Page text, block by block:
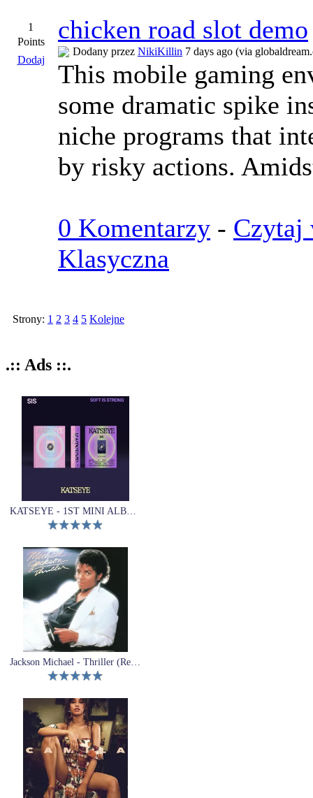
1
Points
Dodaj
chicken road slot demo
Dodany przez NikiKillin 7 days ago (via
This mobile gaming
some dramatic spike
niche programs that
by risky actions.
0 Komentarzy - Czytaj
Klasyczna
Strony: 1 2 3 4 5 Kolejne
.:: Ads ::.
KATSEYE - 1ST MINI ALBUM (SIS (Soft Is Strong))
Jackson Michael - Thriller (Reedycja)